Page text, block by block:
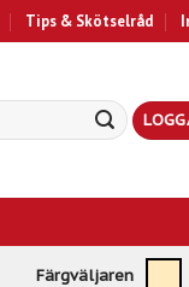
Tips & Skötselråd
Färgväljaren